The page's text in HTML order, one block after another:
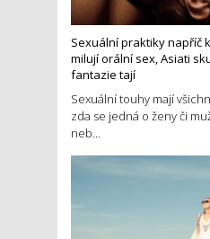
Sexuální praktiky napříč
milují orální sex, Asiati
fantazie tají
Sexuální touhy mají
zda se jedná o ženy či
neb...